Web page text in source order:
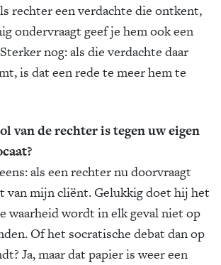
rechter een verdachte die ontkent,
ondervraagt geef je hem ook een
nog: als die verdachte daar
is dat een rede te meer hem te
van de rechter is tegen uw eigen
als een rechter nu doorvraagt
van mijn cliënt. Gelukkig doet hij het
waarheid wordt in elk geval niet op
Of het socratische debat dan op
Ja, maar dat papier is weer een